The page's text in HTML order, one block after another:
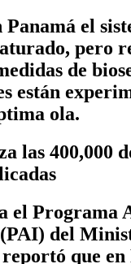
el
pero
de
están
ola.
las 400,000
el Programa
del
que en